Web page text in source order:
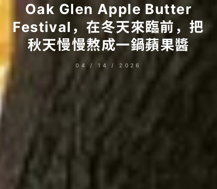
Oak Glen Apple Butter
Festival，在冬天來臨前，把
秋天慢慢熬成一鍋蘋果醬
04 / 14 / 2026